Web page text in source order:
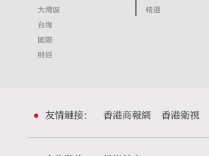
大灣區
台海
國際
財經
精選
友情鏈接： 香港商報網 香港衛視